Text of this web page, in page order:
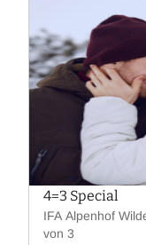
4=3 Special
IFA Alpenhof
von 3